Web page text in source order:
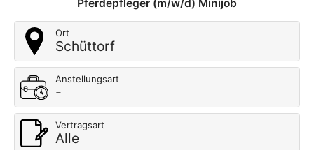
Pferdepfleger (m/w/d) Minijob
Ort
Schüttorf
Anstellungsart
-
Vertragsart
Alle